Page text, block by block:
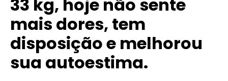
33 kg, hoje não sente
mais dores, tem
disposição e melhorou
sua autoestima.